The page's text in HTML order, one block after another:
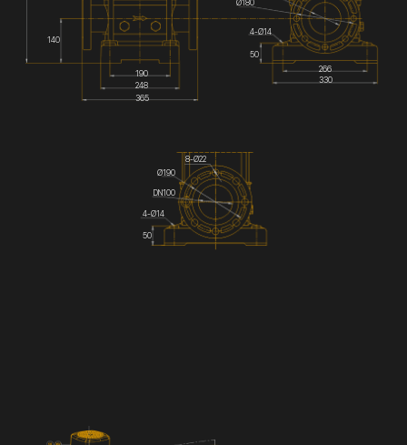
140
190
248
365
266
330
50
4-Ø14
Ø180
DN100
8-Ø22
Ø190
4-Ø14
50